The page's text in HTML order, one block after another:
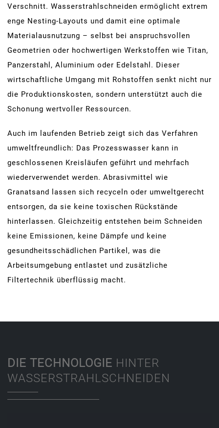
Verschnitt. Wasserstrahlschneiden ermöglicht extrem
enge Nesting-Layouts und damit eine optimale
Materialausnutzung – selbst bei anspruchsvollen
Geometrien oder hochwertigen Werkstoffen wie Titan,
Panzerstahl, Aluminium oder Edelstahl. Dieser
wirtschaftliche Umgang mit Rohstoffen senkt nicht nur
die Produktionskosten, sondern unterstützt auch die
Schonung wertvoller Ressourcen.
Auch im laufenden Betrieb zeigt sich das Verfahren
umweltfreundlich: Das Prozesswasser kann in
geschlossenen Kreisläufen geführt und mehrfach
wiederverwendet werden. Abrasivmittel wie
Granatsand lassen sich recyceln oder umweltgerecht
entsorgen, da sie keine toxischen Rückstände
hinterlassen. Gleichzeitig entstehen beim Schneiden
keine Emissionen, keine Dämpfe und keine
gesundheitsschädlichen Partikel, was die
Arbeitsumgebung entlastet und zusätzliche
Filtertechnik überflüssig macht.
DIE TECHNOLOGIE HINTER
WASSERSTRAHLSCHNEIDEN